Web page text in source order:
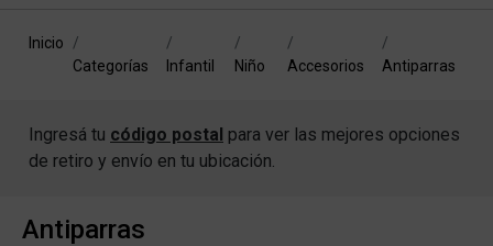
Inicio
Categorías
Infantil Niño Accesorios Antiparras
Ingresá tu código postal para ver las mejores opciones
de retiro y envío en tu ubicación.
Antiparras